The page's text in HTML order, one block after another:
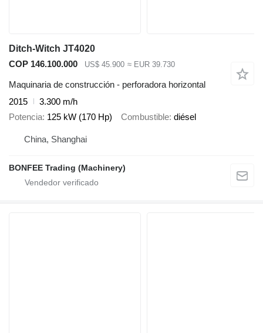
Ditch-Witch JT4020
COP 146.100.000
US$ 45.900 ≈ EUR 39.730
Maquinaria de construcción - perforadora horizontal
2015
3.300 m/h
Potencia 125 kW (170 Hp) Combustible diésel
China, Shanghai
BONFEE Trading (Machinery)